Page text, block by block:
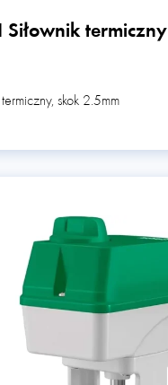
Siłownik termiczny
termiczny, skok 2.5mm